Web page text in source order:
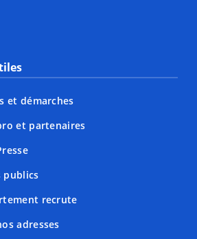
et démarches
et partenaires
publics
recrute
adresses